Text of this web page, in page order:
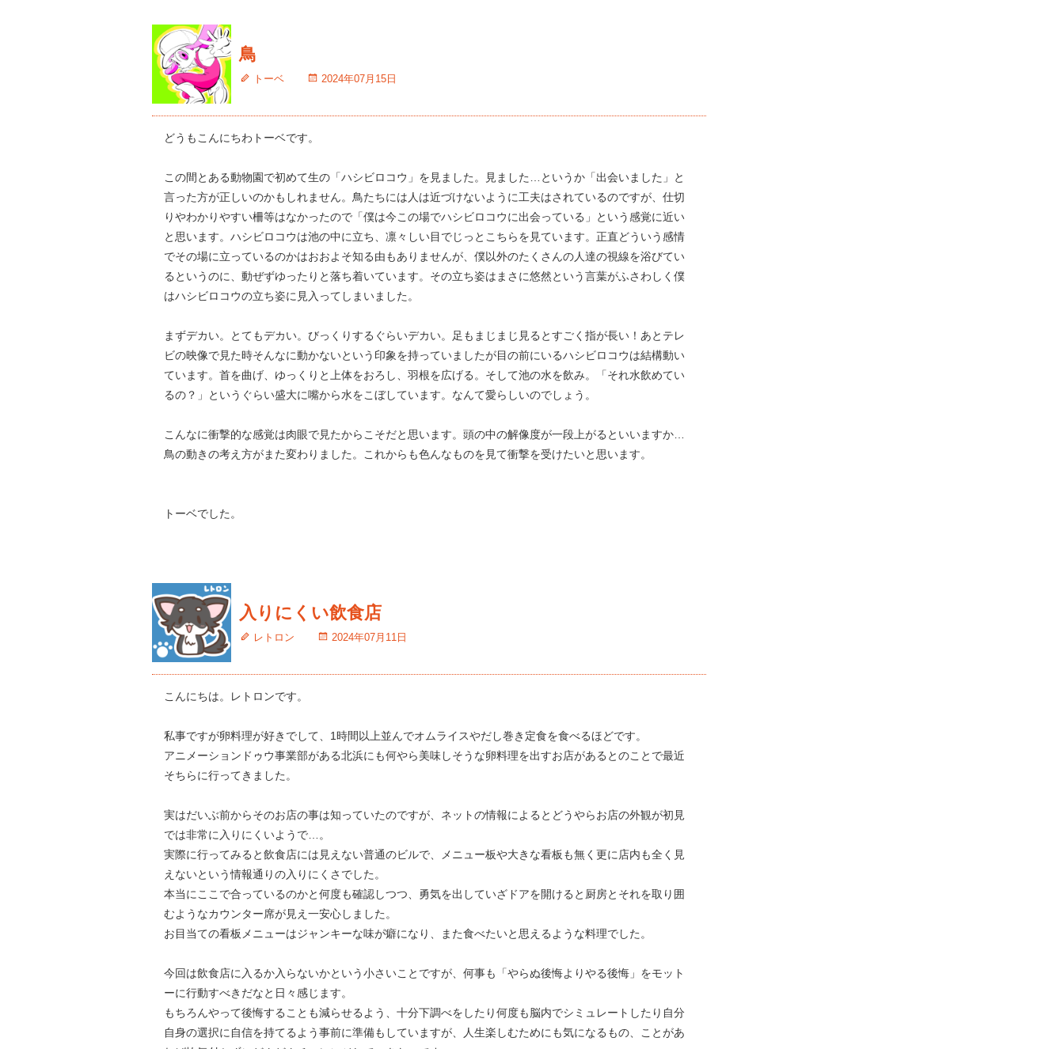
鳥
トーベ 2024年07月15日
どうもこんにちわトーベです。
この間とある動物園で初めて生の「ハシビロコウ」を見ました。見ました…というか「出会いました」と
言った方が正しいのかもしれません。鳥たちには人は近づけないように工夫はされているのですが、仕切
りやわかりやすい柵等はなかったので「僕は今この場でハシビロコウに出会っている」という感覚に近い
と思います。ハシビロコウは池の中に立ち、凛々しい目でじっとこちらを見ています。正直どういう感情
でその場に立っているのかはおおよそ知る由もありませんが、僕以外のたくさんの人達の視線を浴びてい
るというのに、動ぜずゆったりと落ち着いています。その立ち姿はまさに悠然という言葉がふさわしく僕
はハシビロコウの立ち姿に見入ってしまいました。
まずデカい。とてもデカい。びっくりするぐらいデカい。足もまじまじ見るとすごく指が長い！あとテレ
ビの映像で見た時そんなに動かないという印象を持っていましたが目の前にいるハシビロコウは結構動い
ています。首を曲げ、ゆっくりと上体をおろし、羽根を広げる。そして池の水を飲み。「それ水飲めてい
るの？」というぐらい盛大に嘴から水をこぼしています。なんて愛らしいのでしょう。
こんなに衝撃的な感覚は肉眼で見たからこそだと思います。頭の中の解像度が一段上がるといいますか…
鳥の動きの考え方がまた変わりました。これからも色んなものを見て衝撃を受けたいと思います。
トーベでした。
入りにくい飲食店
レトロン 2024年07月11日
こんにちは。レトロンです。
私事ですが卵料理が好きでして、1時間以上並んでオムライスやだし巻き定食を食べるほどです。
アニメーションドゥウ事業部がある北浜にも何やら美味しそうな卵料理を出すお店があるとのことで最近
そちらに行ってきました。
実はだいぶ前からそのお店の事は知っていたのですが、ネットの情報によるとどうやらお店の外観が初見
では非常に入りにくいようで…。
実際に行ってみると飲食店には見えない普通のビルで、メニュー板や大きな看板も無く更に店内も全く見
えないという情報通りの入りにくさでした。
本当にここで合っているのかと何度も確認しつつ、勇気を出していざドアを開けると厨房とそれを取り囲
むようなカウンター席が見え一安心しました。
お目当ての看板メニューはジャンキーな味が癖になり、また食べたいと思えるような料理でした。
今回は飲食店に入るか入らないかという小さいことですが、何事も「やらぬ後悔よりやる後悔」をモット
ーに行動すべきだなと日々感じます。
もちろんやって後悔することも減らせるよう、十分下調べをしたり何度も脳内でシミュレートしたり自分
自身の選択に自信を持てるよう事前に準備もしていますが、人生楽しむためにも気になるもの、ことがあ